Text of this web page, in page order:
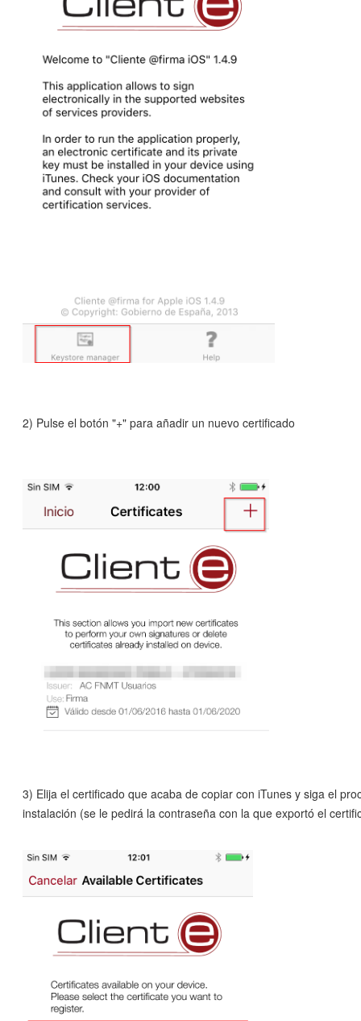
2) Pulse el botón "+" para añadir un nuevo certificado
3) Elija el certificado que acaba de copiar con iTunes y siga el
instalación (se le pedirá la contraseña con la que exportó el